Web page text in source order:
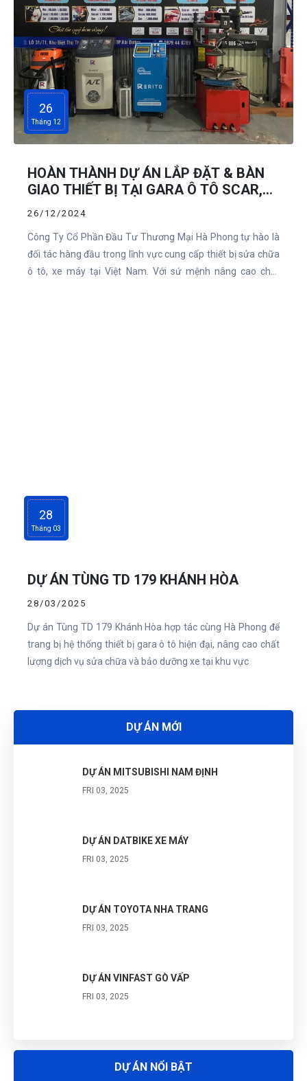
26
Tháng 12
HOÀN THÀNH DỰ ÁN LẮP ĐẶT & BÀN
GIAO THIẾT BỊ TẠI GARA Ô TÔ SCAR,
HẢI DƯƠNG
26/12/2024
Công Ty Cổ Phần Đầu Tư Thương Mại Hà Phong tự hào là
đối tác hàng đầu trong lĩnh vực cung cấp thiết bị sửa chữa
ô tô, xe máy tại Việt Nam. Với sứ mệnh nâng cao chất
28
Tháng 03
DỰ ÁN TÙNG TD 179 KHÁNH HÒA
28/03/2025
Dự án Tùng TD 179 Khánh Hòa hợp tác cùng Hà Phong để
trang bị hệ thống thiết bị gara ô tô hiện đại, nâng cao chất
lượng dịch vụ sửa chữa và bảo dưỡng xe tại khu vực
DỰ ÁN MỚI
DỰ ÁN MITSUBISHI NAM ĐỊNH
FRI 03, 2025
DỰ ÁN DATBIKE XE MÁY
FRI 03, 2025
DỰ ÁN TOYOTA NHA TRANG
FRI 03, 2025
DỰ ÁN VINFAST GÒ VẤP
FRI 03, 2025
FRI 03, 2025DỰ ÁN NỔI BẬT